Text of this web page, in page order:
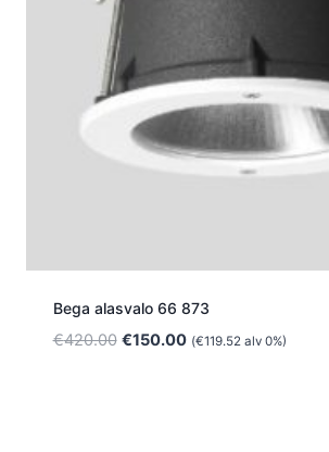
Bega alasvalo 66 873
€420.00 Alkuperäinen
€150.00Nykyinen
(€119.52alv 0%)